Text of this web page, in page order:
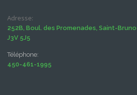
Adresse:
252B, Boul. des Promenades, Saint-
J3V 5J5
Téléphone:
450-461-1995